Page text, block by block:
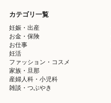
カテゴリ一覧
妊娠・出産
お金・保険
お仕事
妊活
ファッション・コスメ
家族・旦那
産婦人科・小児科
雑談・つぶやき